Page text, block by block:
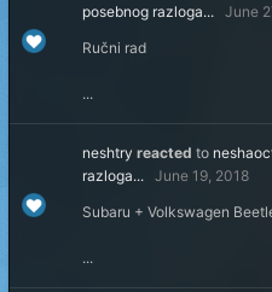
posebnog razloga... June
Ručni rad
...
neshtry reacted to
razloga... June 19, 2018
Subaru + Volkswagen
...